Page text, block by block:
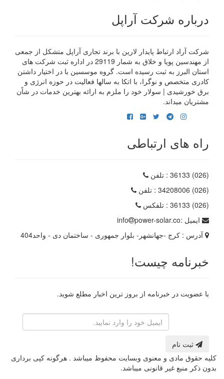
درباره شرکت آراپل
شرکت آراد ارتباط پایدار لارین با برند تجاری آراپل متشکل از جمعی
از مهندسین پویا و خلاق به شمار 29119 در اداره ثبت شرکت های
استان البرز به ثبت رسیده است. گروه موسسین با در اختیار داشتن
کادری متخصص و نوگرا، با اتکا به سالها فعالیت در حوزه انرژی و
برق خورشیدی | سولار خود را ملزم به ارائه بهترین خدمات در شاًن
مشتریان میداند.
راه های ارتباطی
(026) 36133
: تلفن
(026) 34208006
: تلفن
(026) 36133
: تلفکس
ایمیل :
info
power-solar.co
آدرس : کرج -جهانشهر- بلوار جمهوری - ساختمان دی - واحد404
خبرنامه چیست!
با عضویت در خبرنامه از بروز ترین اخبار مطلع شوید.
ثبت نام
کلیه حقوق مادی و معنوی وبسایت محفوظ میباشد . هرگونه کپی برداری
بدون ذکر منبع غیر قانونی میباشد.